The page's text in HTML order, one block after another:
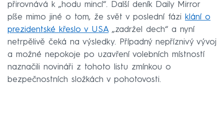
přirovnává k „hodu mincí“. Další deník Daily Mirror
píše mimo jiné o tom, že svět v poslední fázi klání o
prezidentské křeslo v USA„zadržel dech“ a nyní
netrpělivě čeká na výsledky. Případný nepříznivý vývoj
a možné nepokoje po uzavření volebních místností
naznačili novináři z tohoto listu zmínkou o
bezpečnostních složkách v pohotovosti.